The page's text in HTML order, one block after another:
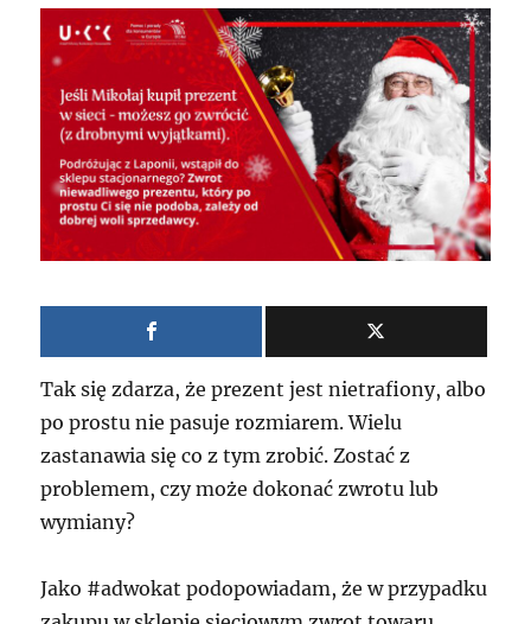
Tak się zdarza, że prezent jest nietrafiony, albo
po prostu nie pasuje rozmiarem. Wielu
zastanawia się co z tym zrobić. Zostać z
problemem, czy może dokonać zwrotu lub
wymiany?
Jako #adwokat podopowiadam, że w przypadku